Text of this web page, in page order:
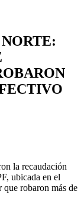
la recaudación
ubicada en el
robaron más de